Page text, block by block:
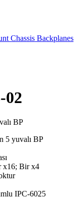
Chassis Backplanes
02
BP
5 yuvalı BP
x16; Bir x4
IPC-6025